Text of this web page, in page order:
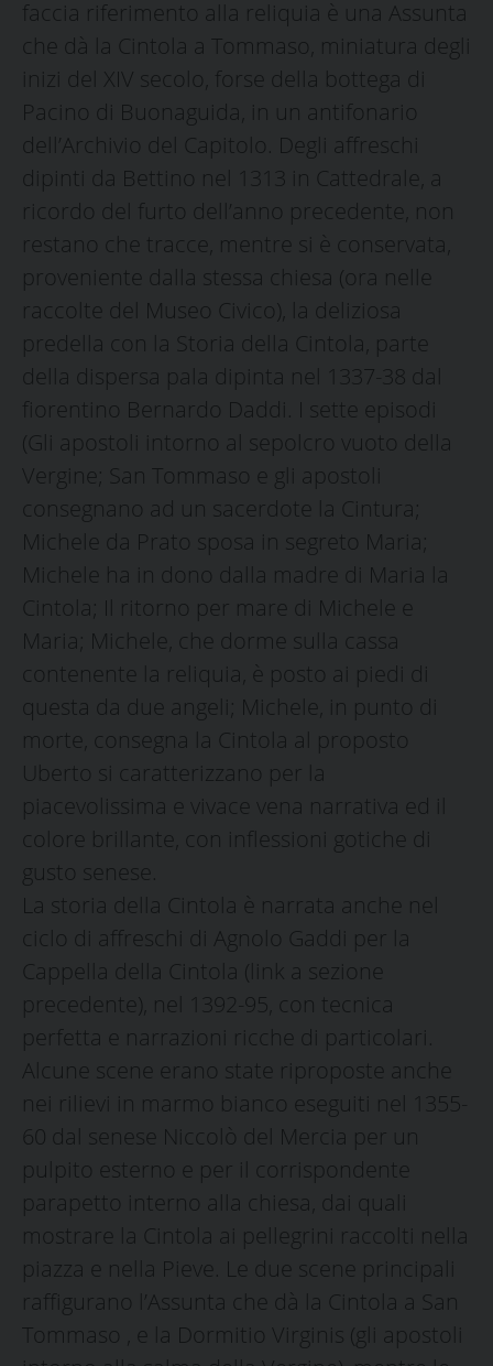
faccia riferimento alla reliquia è una Assunta
che dà la Cintola a Tommaso, miniatura degli
inizi del XIV secolo, forse della bottega di
Pacino di Buonaguida, in un antifonario
dell’Archivio del Capitolo. Degli affreschi
dipinti da Bettino nel 1313 in Cattedrale, a
ricordo del furto dell’anno precedente, non
restano che tracce, mentre si è conservata,
proveniente dalla stessa chiesa (ora nelle
raccolte del Museo Civico), la deliziosa
predella con la Storia della Cintola, parte
della dispersa pala dipinta nel 1337-38 dal
fiorentino Bernardo Daddi. I sette episodi
(Gli apostoli intorno al sepolcro vuoto della
Vergine; San Tommaso e gli apostoli
consegnano ad un sacerdote la Cintura;
Michele da Prato sposa in segreto Maria;
Michele ha in dono dalla madre di Maria la
Cintola; Il ritorno per mare di Michele e
Maria; Michele, che dorme sulla cassa
contenente la reliquia, è posto ai piedi di
questa da due angeli; Michele, in punto di
morte, consegna la Cintola al proposto
Uberto si caratterizzano per la
piacevolissima e vivace vena narrativa ed il
colore brillante, con inflessioni gotiche di
gusto senese.
La storia della Cintola è narrata anche nel
ciclo di affreschi di Agnolo Gaddi per la
Cappella della Cintola (link a sezione
precedente), nel 1392-95, con tecnica
perfetta e narrazioni ricche di particolari.
Alcune scene erano state riproposte anche
nei rilievi in marmo bianco eseguiti nel 1355-
60 dal senese Niccolò del Mercia per un
pulpito esterno e per il corrispondente
parapetto interno alla chiesa, dai quali
mostrare la Cintola ai pellegrini raccolti nella
piazza e nella Pieve. Le due scene principali
raffigurano l’Assunta che dà la Cintola a San
Tommaso , e la Dormitio Virginis (gli apostoli